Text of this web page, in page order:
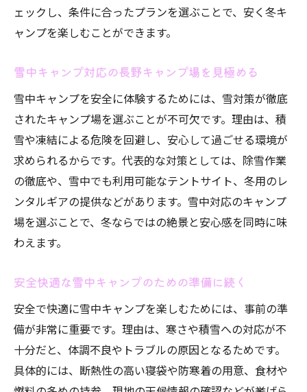
ェックし、条件に合ったプランを選ぶことで、安く冬キ
ャンプを楽しむことができます。
雪中キャンプ対応の長野キャンプ場を見極める
雪中キャンプを安全に体験するためには、雪対策が徹底
されたキャンプ場を選ぶことが不可欠です。理由は、積
雪や凍結による危険を回避し、安心して過ごせる環境が
求められるからです。代表的な対策としては、除雪作業
の徹底や、雪中でも利用可能なテントサイト、冬用のレ
ンタルギアの提供などがあります。雪中対応のキャンプ
場を選ぶことで、冬ならではの絶景と安心感を同時に味
わえます。
安全快適な雪中キャンプのための準備に続く
安全で快適に雪中キャンプを楽しむためには、事前の準
備が非常に重要です。理由は、寒さや積雪への対応が不
十分だと、体調不良やトラブルの原因となるためです。
具体的には、断熱性の高い寝袋や防寒着の用意、食材や